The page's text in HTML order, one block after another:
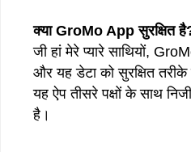
क्या GroMo App सुरक्षित
जी हां मेरे प्यारे साथियों,
और यह डेटा को सुरक्षित
यह ऐप तीसरे पक्षों के साथ
है।